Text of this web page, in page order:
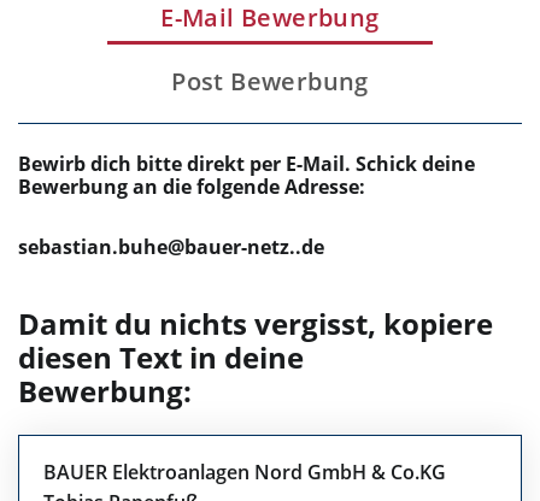
E-Mail Bewerbung
Post Bewerbung
Bewirb dich bitte direkt per E-Mail. Schick deine
Bewerbung an die folgende Adresse:
sebastian.buhe@bauer-netz..de
Damit du nichts vergisst, kopiere
diesen Text in deine
Bewerbung:
BAUER Elektroanlagen Nord GmbH & Co.KG